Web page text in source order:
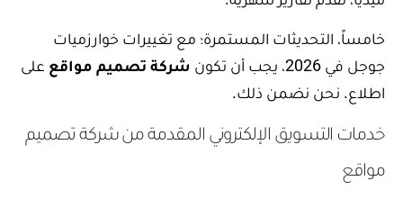
خامساً، التحديثات المستمرة؛ مع تغييرات خوارزميات
جوجل في 2026، يجب أن تكون
شركة تصميم مواقع على
اطلاع. نحن نضمن ذلك.
خدمات التسويق الإلكتروني المقدمة من شركة تصميم
مواقع